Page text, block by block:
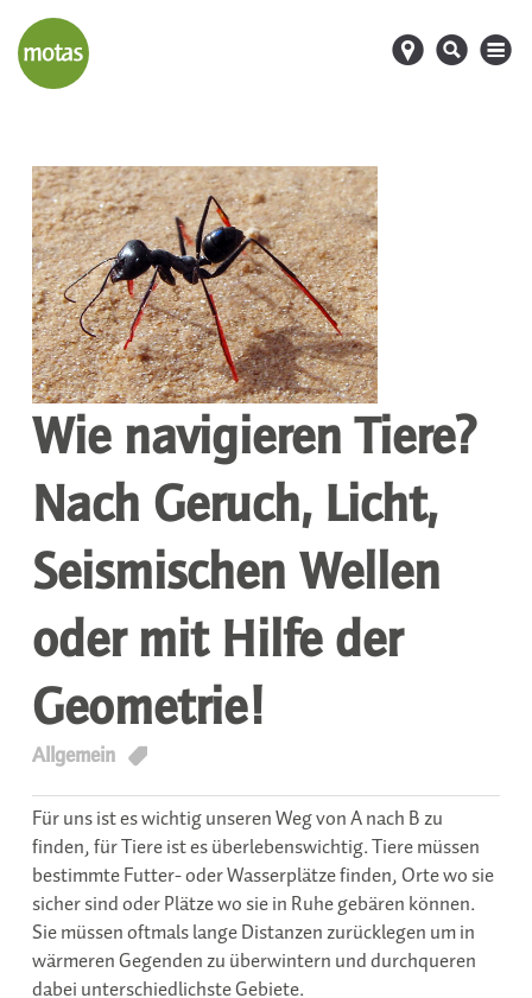
d s M
Wie navigieren Tiere?
Nach Geruch, Licht,
Seismischen Wellen
oder mit Hilfe der
Geometrie!
Allgemein T
Für uns ist es wichtig unseren Weg von A nach B zu
finden, für Tiere ist es überlebenswichtig. Tiere müssen
bestimmte Futter- oder Wasserplätze finden, Orte wo sie
sicher sind oder Plätze wo sie in Ruhe gebären können.
Sie müssen oftmals lange Distanzen zurücklegen um in
wärmeren Gegenden zu überwintern und durchqueren
dabei unterschiedlichste Gebiete.